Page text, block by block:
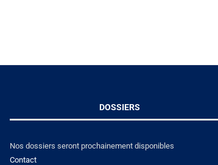
DOSSIERS
Nos dossiers seront prochainement disponibles
Contact